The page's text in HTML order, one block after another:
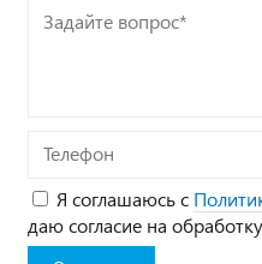
Задайте
вопрос*
Телефон
Я соглашаюсь с
даю согласие на